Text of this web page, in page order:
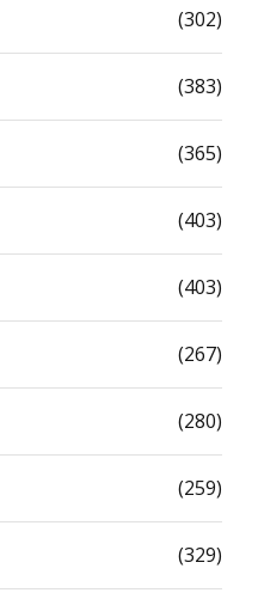
(302)
(383)
(365)
(403)
(403)
(267)
(280)
(259)
(329)